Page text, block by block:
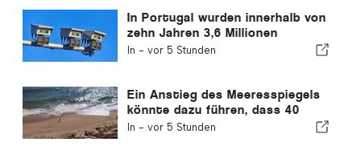
In Portugal wurden innerhalb von
zehn Jahren 3,6 Millionen
Autofahrer wegen
In - vor 5 Stunden
Ein Anstieg des Meeresspiegels
könnte dazu führen, dass 40
Prozent der Strände Portugals
In - vor 5 Stunden